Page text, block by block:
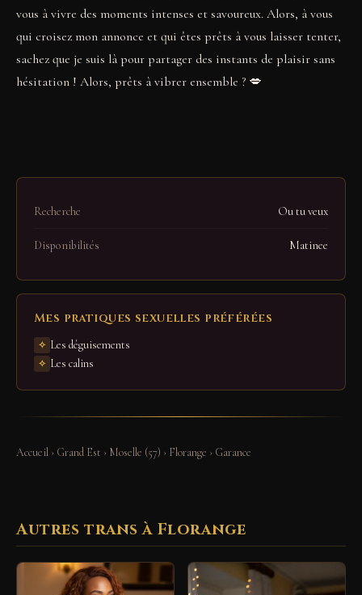
Accueil › Grand Est › Moselle (57) › Florange › Garance
vous à vivre des moments intenses et savoureux. Alors, à vous
qui croisez mon annonce et qui êtes prêts à vous laisser tenter,
sachez que je suis là pour partager des instants de plaisir sans
hésitation ! Alors, prêts à vibrer ensemble ? 💋
Recherche Ou tu veux
Disponibilités Matinee
Mes pratiques sexuelles préférées
Les déguisements
Les calins
Autres trans à Florange